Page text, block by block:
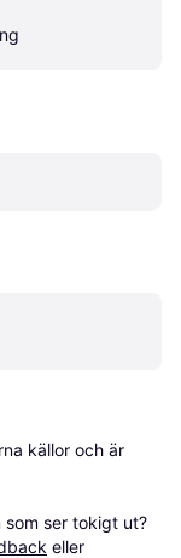
källor och är
ser tokigt ut?
eller